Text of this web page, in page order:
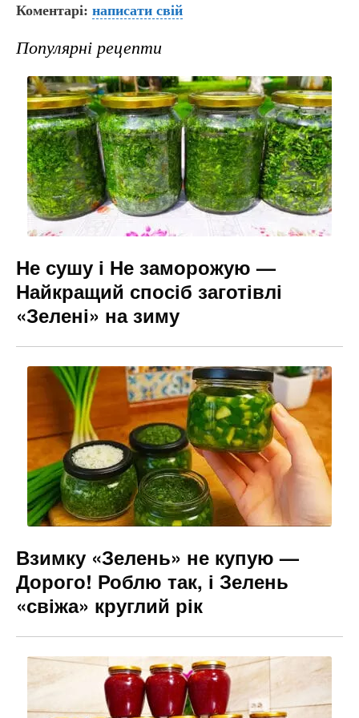
c
e
b
o
o
k
er e
gr
a
m
s
e
n
g
er
Коментарі: написати свій
Популярні рецепти
Не сушу і Не заморожую —
Найкращий спосіб заготівлі
«Зелені» на зиму
Взимку «Зелень» не купую —
Дорого! Роблю так, і Зелень
«свіжа» круглий рік